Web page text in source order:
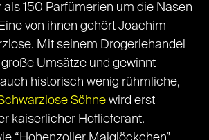
als 150 Parfümerien um die Nasen
von ihnen gehört Joachim
Mit seinem Drogeriehandel
Umsätze und gewinnt
historisch wenig rühmliche,
Söhne wird erst
kaiserlicher Hoflieferant.